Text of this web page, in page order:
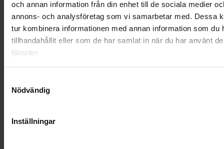
och annan information från din enhet till de sociala medier
annons- och analysföretag som vi samarbetar med. Dessa
tur kombinera informationen med annan information som du
tillhandahållit eller som de har samlat in när du har använt
tjänster.
Nödvändig
Inställningar
OHLSSONS REGION SYD
OHLSSONS REGION VÄST
OHLSSONSKOLLEGOR
SOCIALT ANSVAR